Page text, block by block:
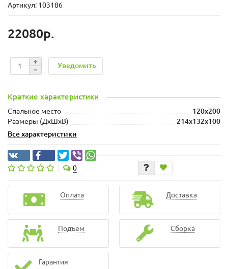
Артикул: 103186
22080р.
Уведомить
Краткие характеристики
Спальное место
120x200
Размеры (ДхШxВ)
214x132x100
Все характеристики
0
Оплата Доставка
Подъем Сборка
Гарантия